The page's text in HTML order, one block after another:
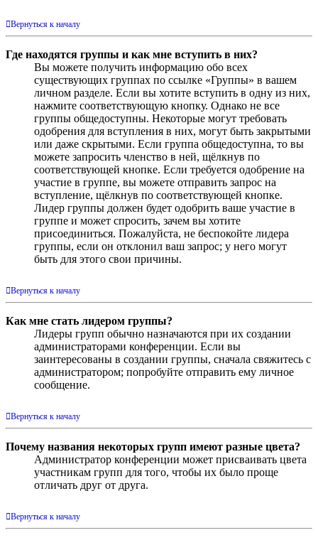
Вернуться к началу
Где находятся группы и как мне вступить в них?
Вы можете получить информацию обо всех
существующих группах по ссылке «Группы» в вашем
личном разделе. Если вы хотите вступить в одну из них,
нажмите соответствующую кнопку. Однако не все
группы общедоступны. Некоторые могут требовать
одобрения для вступления в них, могут быть закрытыми
или даже скрытыми. Если группа общедоступна, то вы
можете запросить членство в ней, щёлкнув по
соответствующей кнопке. Если требуется одобрение на
участие в группе, вы можете отправить запрос на
вступление, щёлкнув по соответствующей кнопке.
Лидер группы должен будет одобрить ваше участие в
группе и может спросить, зачем вы хотите
присоединиться. Пожалуйста, не беспокойте лидера
группы, если он отклонил ваш запрос; у него могут
быть для этого свои причины.
Вернуться к началу
Как мне стать лидером группы?
Лидеры групп обычно назначаются при их создании
администраторами конференции. Если вы
заинтересованы в создании группы, сначала свяжитесь с
администратором; попробуйте отправить ему личное
сообщение.
Вернуться к началу
Почему названия некоторых групп имеют разные цвета?
Администратор конференции может присваивать цвета
участникам групп для того, чтобы их было проще
отличать друг от друга.
Вернуться к началу